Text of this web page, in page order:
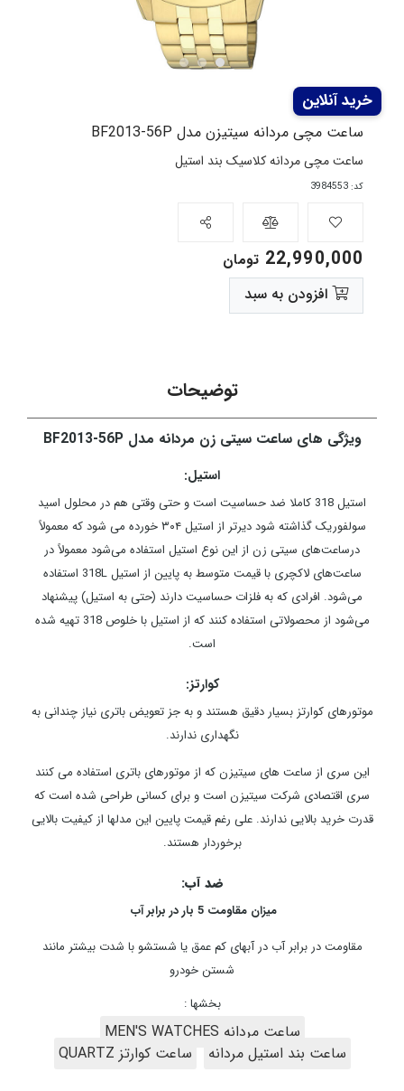
ساعت مچی مردانه سیتیزن مدل BF2013-56P
ساعت مچی مردانه کلاسیک بند استیل
کد: 3984553
22,990,000 تومان
افزودن به سبد
توضیحات
ویژگی های ساعت سیتی زن مردانه مدل BF2013-56P
استیل:
استیل 318 کاملا ضد حساسیت است و حتی وقتی هم در محلول اسید
سولفوریک گذاشته شود دیرتر از استیل ۳۰۴ خورده می شود که معمولاً
درساعت‌های سیتی زن از این نوع استیل استفاده می‌شود معمولاً در
ساعت‌های لاکچری با قیمت متوسط به پایین از استیل 318L استفاده
می‌شود. افرادی که به فلزات حساسیت دارند (حتی به استیل) پیشنهاد
می‌شود از محصولاتی استفاده کنند که از استیل با خلوص 318 تهیه شده
است.
کوارتز:
موتورهای کوارتز بسیار دقیق هستند و به جز تعویض باتری نیاز چندانی به
نگهداری ندارند.
این سری از ساعت های سیتیزن که از موتورهای باتری استفاده می کنند
سری اقتصادی شرکت سیتیزن است و برای کسانی طراحی شده است که
قدرت خرید بالایی ندارند. علی رغم قیمت پایین این مدلها از کیفیت بالایی
برخوردار هستند.
ضد آب:
میزان مقاومت 5 بار در برابر آب
مقاومت در برابر آب در آبهای کم عمق یا شستشو با شدت بیشتر مانند
شستن خودرو
بخشها :
ساعت مردانه MEN'S WATCHES
ساعت بند استیل مردانه
ساعت کوارتز QUARTZ